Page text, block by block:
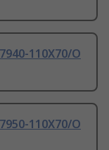
110X70/O
110X70/O